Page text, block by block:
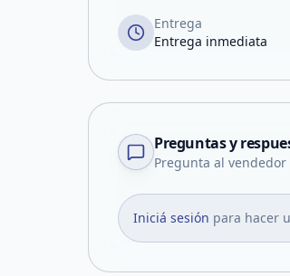
Entrega
Entrega inmediata
Preguntas y
Pregunta al
Iniciá sesión para hacer